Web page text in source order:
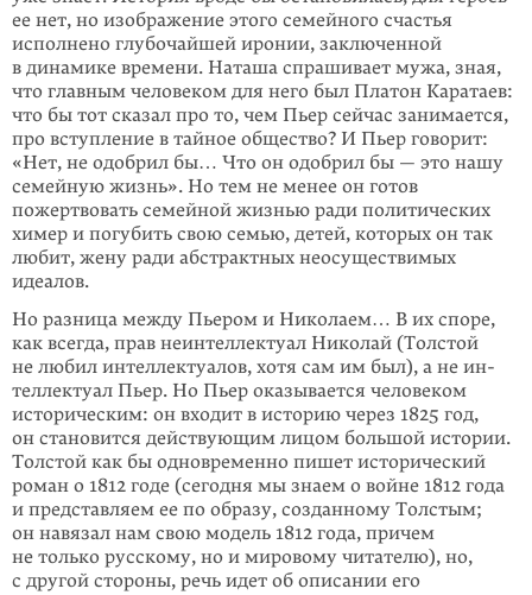
ее нет, но изображе­ние этого семейного счастья
исполнено глубочайшей иронии, заключенной
в динамике времени. Наташа спрашивает мужа, зная,
что главным человеком для него был Платон Каратаев:
что бы тот сказал про то, чем Пьер сейчас зани­мается,
про вступление в тайное общество? И Пьер говорит:
«Нет, не одоб­рил бы… Что он одобрил бы — это нашу
семейную жизнь». Но тем не менее он готов
пожертвовать семейной жизнью ради политических
химер и погубить свою семью, детей, которых он так
любит, жену ради абстрактных неосуще­стви­мых
идеалов.
Но разница между Пьером и Николаем… В их споре,
как всегда, прав неинтел­лектуал Николай (Толстой
не любил интеллектуалов, хотя сам им был), а не ин­
тел­лектуал Пьер. Но Пьер оказывается человеком
историческим: он вхо­дит в историю через 1825 год,
он становится действующим лицом боль­шой истории.
Толстой как бы одновременно пишет исторический
роман о 1812 го­де (сегодня мы знаем о войне 1812 года
и представляем ее по образу, созданному Толстым;
он навязал нам свою модель 1812 года, причем
не только русскому, но и мировому читателю), но,
с другой стороны, речь идет об описа­нии его